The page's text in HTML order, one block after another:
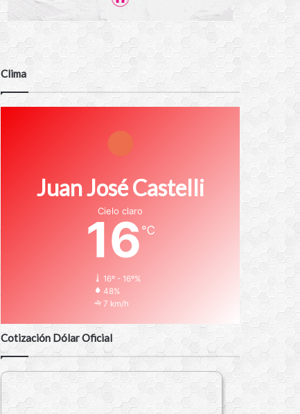
Clima
Juan José Castelli
Cielo claro
16 ℃
16º - 16º%
48%
7 km/h
Cotización Dólar Oficial